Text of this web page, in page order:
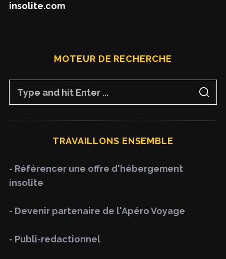
insolite.com
MOTEUR DE RECHERCHE
f
o
:
S
A
C
TRAVAILLONS ENSEMBLE
- Référencer une offre d'hébergement
insolite
- Devenir partenaire de l'Apéro Voyage
- Publi-redactionnel